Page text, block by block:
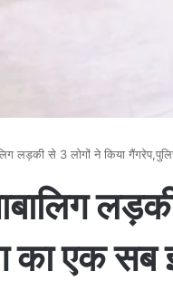
लड़की से 3 लोगों ने किया
का एक सब